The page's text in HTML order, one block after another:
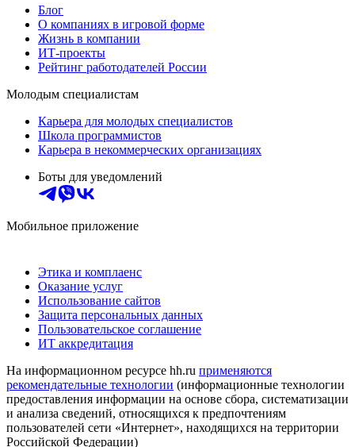
Блог
О компаниях в игровой форме
Жизнь в компании
ИТ-проекты
Рейтинг работодателей России
Молодым специалистам
Карьера для молодых специалистов
Школа программистов
Карьера в некоммерческих организациях
Боты для уведомлений
Мобильное приложение
Этика и комплаенс
Оказание услуг
Использование сайтов
Защита персональных данных
Пользовательское соглашение
ИТ аккредитация
На информационном ресурсе hh.ru применяются
рекомендательные технологии (информационные технологии
предоставления информации на основе сбора, систематизации
и анализа сведений, относящихся к предпочтениям
пользователей сети «Интернет», находящихся на территории
Российской Федерации)